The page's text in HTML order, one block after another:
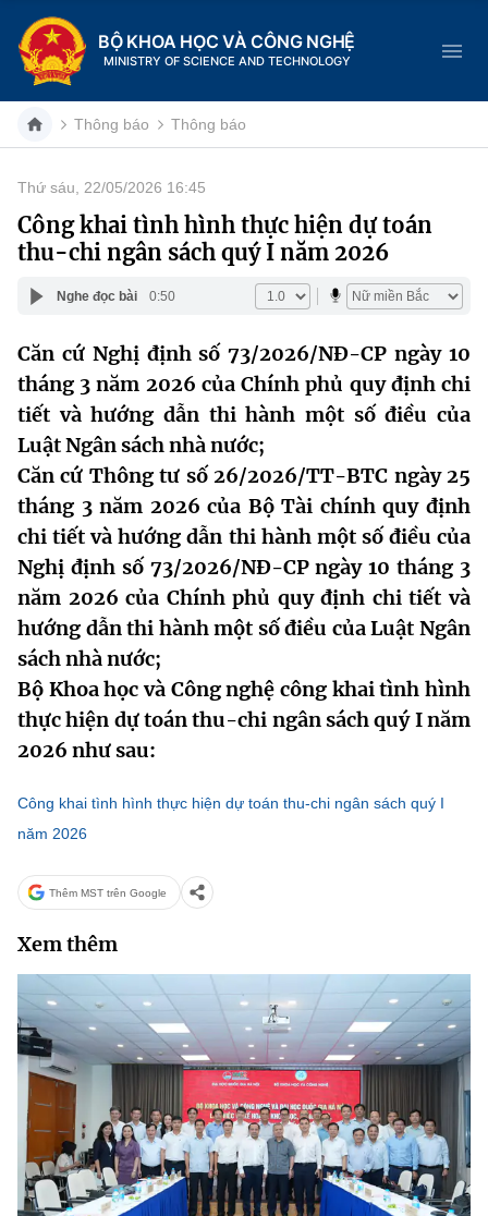
BỘ KHOA HỌC VÀ CÔNG NGHỆ
MINISTRY OF SCIENCE AND TECHNOLOGY
Danh mục
Trang chủ
Giới thiệu
Chức năng nhiệm vụ
Cơ cấu tổ chức
Lịch sử phát triển
Sở Khoa học và Công nghệ
Tin tức sự kiện
Khoa học và Công nghệ
Đổi mới sáng tạo
Chuyển đổi số
Bưu chính, Viễn thông
Sở hữu trí tuệ
Tiêu chuẩn, đo lường, chất lượng
Năng lượng nguyên tử
Tin địa phương
Dịch vụ công
Hệ thống văn bản
Văn bản QPPL
Văn bản chỉ đạo điều hành
Lấy ý kiến người dân về dự thảo VBQPPL
MST IOFFICE
THỐNG KÊ
Khoa học và Công nghệ
Đổi mới sáng tạo
Chuyển đổi số
Sở hữu trí tuệ
Tiêu chuẩn, đo lường, chất lượng
Năng lượng nguyên tử
THƯ ĐIỆN TỬ
Khác
Videos
Infographic
Ảnh
Voice
Nhiệm vụ trọng tâm
Chọn ngôn ngữ
Vietnamese English
BỘ KHOA HỌC VÀ CÔNG NGHỆ
MINISTRY OF SCIENCE AND TECHNOLOGY
Điều khoản sử dụng Theo dõi MST: Góp ý
Thông báo Thông báo
Thứ sáu, 22/05/2026 16:45
Công khai tình hình thực hiện dự toán
thu-chi ngân sách quý I năm 2026
Nghe đọc bài 0:50
Căn cứ Nghị định số 73/2026/NĐ-CP ngày 10
tháng 3 năm 2026 của Chính phủ quy định chi
tiết và hướng dẫn thi hành một số điều của
Luật Ngân sách nhà nước;
Căn cứ Thông tư số 26/2026/TT-BTC ngày 25
tháng 3 năm 2026 của Bộ Tài chính quy định
chi tiết và hướng dẫn thi hành một số điều của
Nghị định số 73/2026/NĐ-CP ngày 10 tháng 3
năm 2026 của Chính phủ quy định chi tiết và
hướng dẫn thi hành một số điều của Luật Ngân
sách nhà nước;
Bộ Khoa học và Công nghệ công khai tình hình
thực hiện dự toán thu-chi ngân sách quý I năm
2026 như sau:
Công khai tình hình thực hiện dự toán thu-chi ngân sách quý I
năm 2026
Thêm MST trên Google
Xem thêm